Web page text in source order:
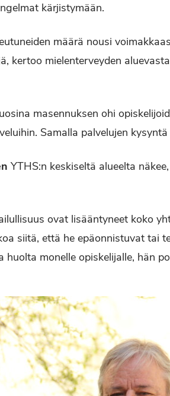
kärjistymään.
määrä nousi
kertoo mielenterveyden
masennuksen ohi
Samalla palvelujen
YTHS:n keskiseltä alueelta
ovat lisääntyneet koko
siitä, että he epäonnistuvat tai
monelle opiskelijalle, hän